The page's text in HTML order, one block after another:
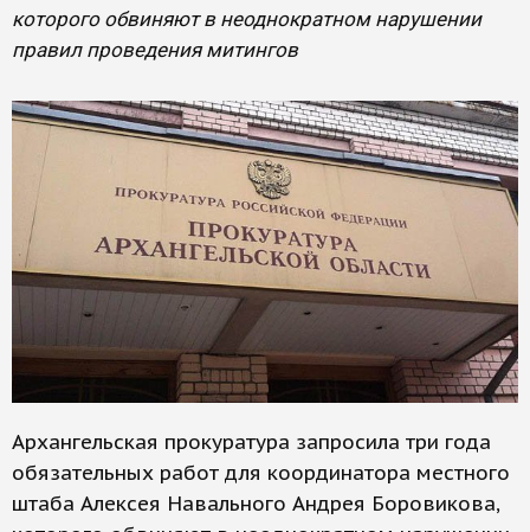
которого обвиняют в неоднократном нарушении
правил проведения митингов
Архангельская прокуратура запросила три года
обязательных работ для координатора местного
штаба Алексея Навального Андрея Боровикова,